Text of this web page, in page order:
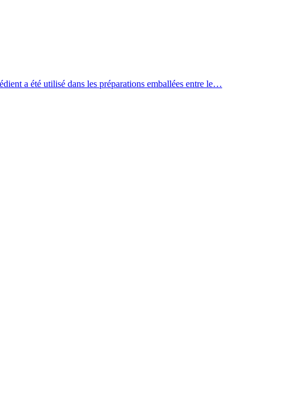
a été utilisé dans les préparations emballées entre le…